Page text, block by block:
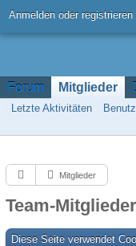
Anmelden oder registrieren
Forum Mitglieder
Letzte Aktivitäten
Mitglieder
Team-Mitglieder
Diese Seite verwendet